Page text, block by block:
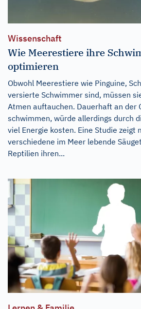
Wissenschaft
Wie Meerestiere ihre
optimieren
Obwohl Meerestiere wie Pinguine,
versierte Schwimmer sind, müssen
Atmen auftauchen. Dauerhaft an der
schwimmen, würde allerdings durch
viel Energie kosten. Eine Studie zeigt
verschiedene im Meer lebende
Reptilien ihren...